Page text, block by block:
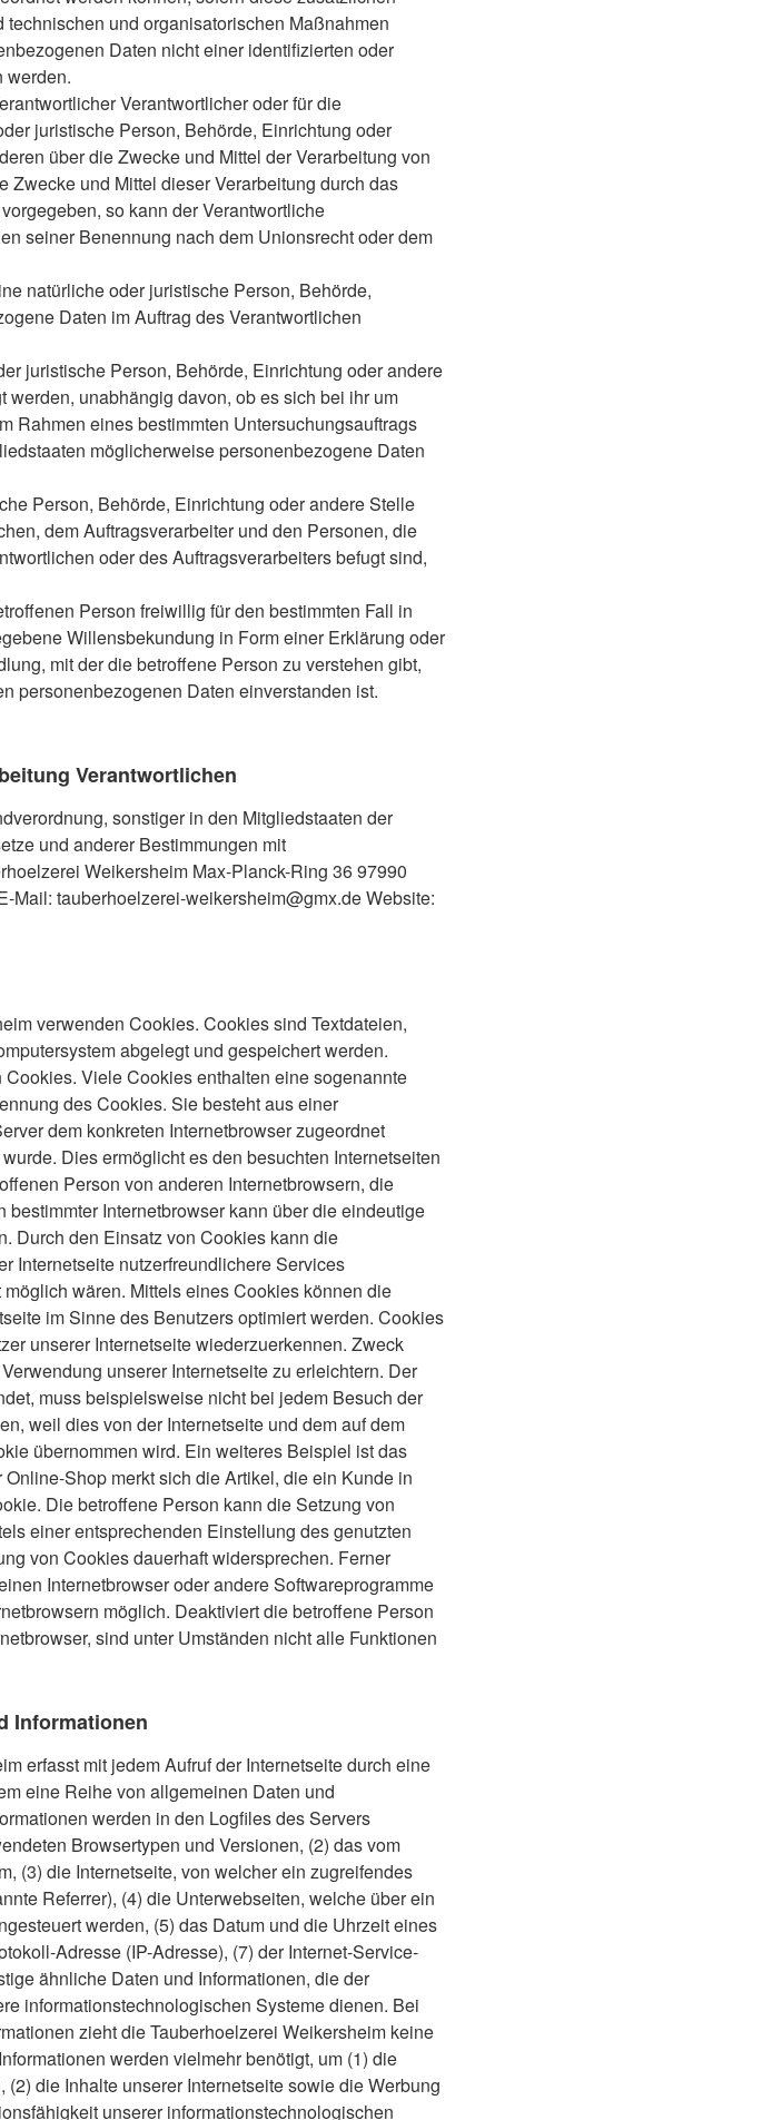
und organisatorischen Maßnahmen
Daten nicht einer identifizierten oder
werden.
Verantwortlicher oder für die
juristische Person, Behörde, Einrichtung oder
über die Zwecke und Mittel der Verarbeitung von
und Mittel dieser Verarbeitung durch das
so kann der Verantwortliche
seiner Benennung nach dem Unionsrecht oder dem
natürliche oder juristische Person, Behörde,
Daten im Auftrag des Verantwortlichen
juristische Person, Behörde, Einrichtung oder andere
unabhängig davon, ob es sich bei ihr um
Rahmen eines bestimmten Untersuchungsauftrags
möglicherweise personenbezogene Daten
Person, Behörde, Einrichtung oder andere Stelle
dem Auftragsverarbeiter und den Personen, die
oder des Auftragsverarbeiters befugt sind,
Person freiwillig für den bestimmten Fall in
Willensbekundung in Form einer Erklärung oder
mit der die betroffene Person zu verstehen gibt,
personenbezogenen Daten einverstanden ist.
Verantwortlichen
sonstiger in den Mitgliedstaaten der
und anderer Bestimmungen mit
Weikersheim Max-Planck-Ring 3697990
Mail: tauberhoelzerei-weikersheim@gmx.deWebsite:
verwenden Cookies. Cookies sind Textdateien,
abgelegt und gespeichert werden.
Viele Cookies enthalten eine sogenannte
des Cookies. Sie besteht aus einer
dem konkreten Internetbrowser zugeordnet
Dies ermöglicht es den besuchten Internetseiten
Person von anderen Internetbrowsern, die
Internetbrowser kann über die eindeutige
Durch den Einsatz von Cookies kann die
Internetseite nutzerfreundlichere Services
wären. Mittels eines Cookies können die
im Sinne des Benutzers optimiert werden. Cookies
unserer Internetseite wiederzuerkennen. Zweck
unserer Internetseite zu erleichtern. Der
muss beispielsweise nicht bei jedem Besuch der
weil dies von der Internetseite und dem auf dem
übernommen wird. Ein weiteres Beispiel ist das
Shop merkt sich die Artikel, die ein Kunde in
Die betroffene Person kann die Setzung von
einer entsprechenden Einstellung des genutzten
von Cookies dauerhaft widersprechen. Ferner
Internetbrowser oder andere Softwareprogramme
möglich. Deaktiviert die betroffene Person
sind unter Umständen nicht alle Funktionen
Informationen
erfasst mit jedem Aufruf der Internetseite durch eine
eine Reihe von allgemeinen Daten und
werden in den Logfiles des Servers
Browsertypen und Versionen, (2) das vom
(3) die Internetseite, von welcher ein zugreifendes
Referrer), (4) die Unterwebseiten, welche über ein
werden, (5) das Datum und die Uhrzeit eines
Adresse (IP-Adresse), (7) der Internet-Service-
ähnliche Daten und Informationen, die der
informationstechnologischen Systeme dienen. Bei
zieht die Tauberhoelzerei Weikersheim keine
werden vielmehr benötigt, um (1) die
die Inhalte unserer Internetseite sowie die Werbung
unserer informationstechnologischen